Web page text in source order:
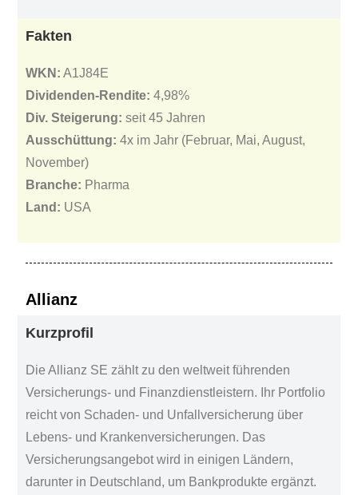
Fakten
WKN: A1J84E
Dividenden-Rendite: 4,98%
Div. Steigerung: seit 45 Jahren
Ausschüttung: 4x im Jahr (Februar, Mai, August,
November)
Branche: Pharma
Land: USA
Allianz
Kurzprofil
Die Allianz SE zählt zu den weltweit führenden
Versicherungs- und Finanzdienstleistern. Ihr Portfolio
reicht von Schaden- und Unfallversicherung über
Lebens- und Krankenversicherungen. Das
Versicherungsangebot wird in einigen Ländern,
darunter in Deutschland, um Bankprodukte ergänzt.